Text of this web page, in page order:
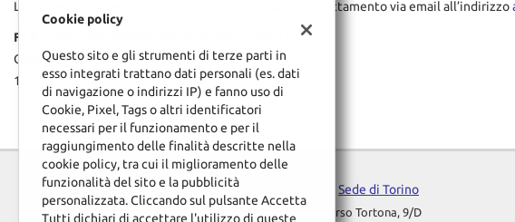
Le richieste in questione vanno rivolte al titolare del trattamento via email all’indirizzo
F.Lli Lovero Automobili Sas Di Davide Lovero & C
Corso Tortona, 9/D
10153 Torino (TO)
Sede di Torino
Corso Tortona, 9/D
Cookie policy
Questo sito e gli strumenti di terze parti in
esso integrati trattano dati personali (es. dati
di navigazione o indirizzi IP) e fanno uso di
Cookie, Pixel, Tags o altri identificatori
necessari per il funzionamento e per il
raggiungimento delle finalità descritte nella
cookie policy, tra cui il miglioramento delle
funzionalità del sito e la pubblicità
personalizzata. Cliccando sul pulsante Accetta
Tutti dichiari di accettare l'utilizzo di queste
descritte.
Per
ottenere
maggiori
informazioni
sull'utilità
funzionamento